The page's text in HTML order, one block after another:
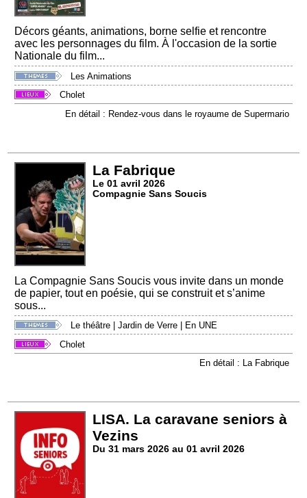
Décors géants, animations, borne selfie et rencontre
avec les personnages du film. À l'occasion de la sortie
Nationale du film...
Les Animations
Cholet
En détail : Rendez-vous dans le royaume de Supermario
La Fabrique
Le 01 avril 2026
Compagnie Sans Soucis
La Compagnie Sans Soucis vous invite dans un monde
de papier, tout en poésie, qui se construit et s’anime
sous...
Le théâtre |Jardin de Verre
En UNE
Cholet
En détail : La Fabrique
LISA. La caravane seniors à
Vezins
Du 31 mars 2026 au 01 avril 2026